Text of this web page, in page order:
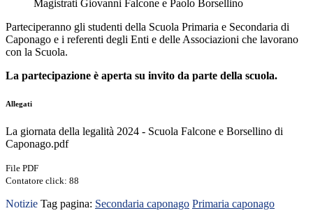
Magistrati Giovanni Falcone e Paolo Borsellino
Parteciperanno gli studenti della Scuola Primaria e Secondaria di
Caponago e i referenti degli Enti e delle Associazioni che lavorano
con la Scuola.
La partecipazione è aperta su invito da parte della scuola.
Allegati
La giornata della legalità 2024 - Scuola Falcone e Borsellino di
Caponago.pdf
File PDF
Contatore click: 88
Notizie Tag pagina: Secondaria caponago Primaria caponago